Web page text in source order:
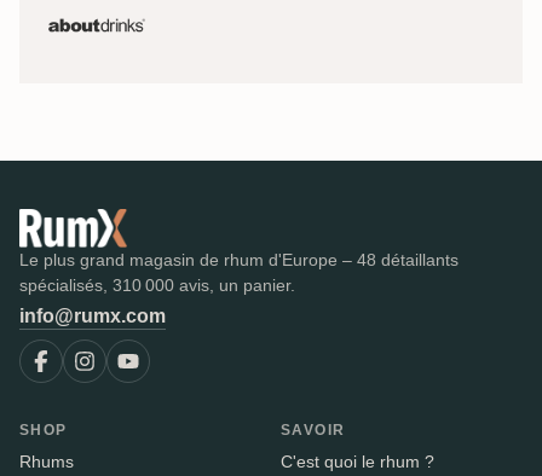
Le plus grand magasin de rhum d'Europe – 48 détaillants
spécialisés, 310 000 avis, un panier.
info@rumx.com
SHOP
Rhums
SAVOIR
C'est quoi le rhum ?